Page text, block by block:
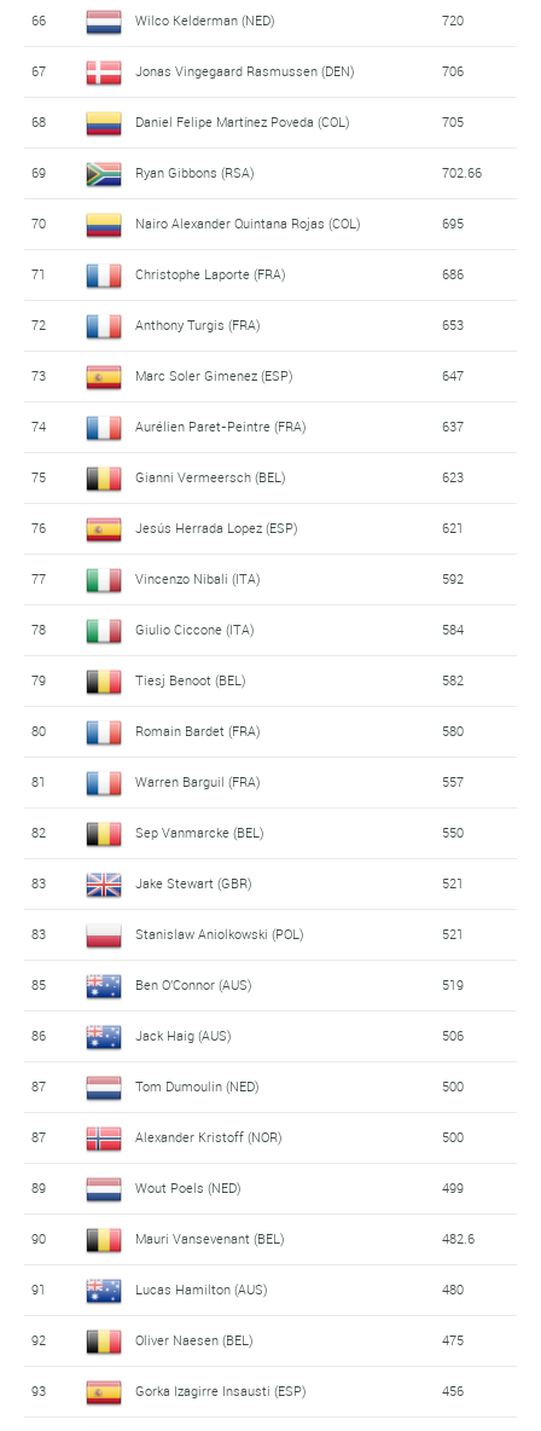
66 Wilco Kelderman (NED) 720
67 Jonas Vingegaard Rasmussen (DEN) 706
68 Daniel Felipe Martínez Poveda (COL) 705
69 Ryan Gibbons (RSA) 702.66
70 Nairo Alexander Quintana Rojas (COL) 695
71 Christophe Laporte (FRA) 686
72 Anthony Turgis (FRA) 653
73 Marc Soler Gimenez (ESP) 647
74 Aurélien Paret-Peintre (FRA) 637
75 Gianni Vermeersch (BEL) 623
76 Jesús Herrada Lopez (ESP) 621
77 Vincenzo Nibali (ITA) 592
78 Giulio Ciccone (ITA) 584
79 Tiesj Benoot (BEL) 582
80 Romain Bardet (FRA) 580
81 Warren Barguil (FRA) 557
82 Sep Vanmarcke (BEL) 550
83 Jake Stewart (GBR) 521
83 Stanislaw Aniolkowski (POL) 521
85 Ben O'Connor (AUS) 519
86 Jack Haig (AUS) 506
87 Tom Dumoulin (NED) 500
87 Alexander Kristoff (NOR) 500
89 Wout Poels (NED) 499
90 Mauri Vansevenant (BEL) 482.6
91 Lucas Hamilton (AUS) 480
92 Oliver Naesen (BEL) 475
93 Gorka Izagirre Insausti (ESP) 456